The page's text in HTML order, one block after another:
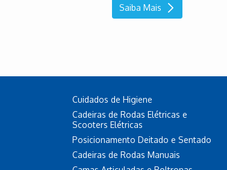
Saiba Mais
Cuidados de Higiene
Cadeiras de Rodas Elétricas e
Scooters Elétricas
Posicionamento Deitado e Sentado
Cadeiras de Rodas Manuais